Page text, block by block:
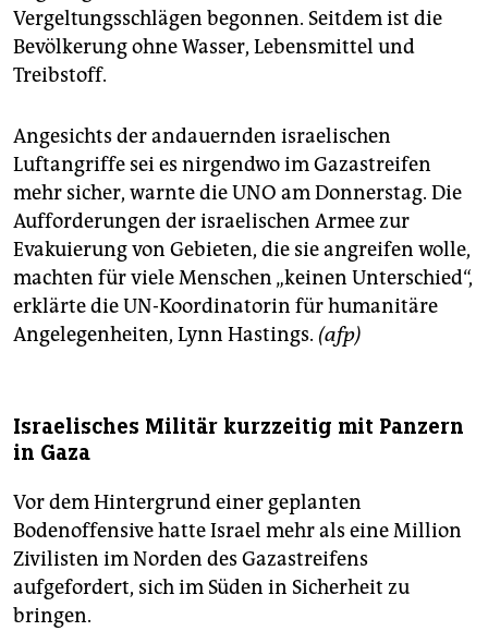
Vergeltungsschlägen begonnen. Seitdem ist die
Bevölkerung ohne Wasser, Lebensmittel und
Treibstoff.
Angesichts der andauernden israelischen
Luftangriffe sei es nirgendwo im Gazastreifen
mehr sicher, warnte die UNO am Donnerstag. Die
Aufforderungen der israelischen Armee zur
Evakuierung von Gebieten, die sie angreifen wolle,
machten für viele Menschen „keinen Unterschied“,
erklärte die UN-Koordinatorin für humanitäre
Angelegenheiten, Lynn Hastings. (afp)
Israelisches Militär kurzzeitig mit Panzern
in Gaza
Vor dem Hintergrund einer geplanten
Bodenoffensive hatte Israel mehr als eine Million
Zivilisten im Norden des Gazastreifens
aufgefordert, sich im Süden in Sicherheit zu
bringen.